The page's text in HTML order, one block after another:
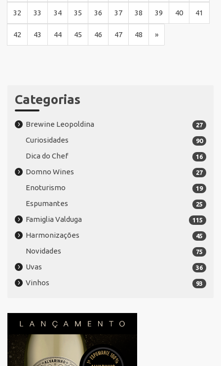
32 33 34 35 36 37 38 39 40 41
42 43 44 45 46 47 48 »
Categorias
27
Brewine Leopoldina
90
Curiosidades
16
Dica do Chef
27
Domno Wines
19
Enoturismo
25
Espumantes
115
Famiglia Valduga
45
Harmonizações
75
Novidades
36
Uvas
93
Vinhos